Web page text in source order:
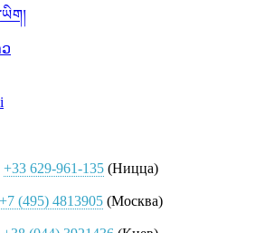
+33 629-961-135(Ницца)
+7 (495) 4813905(Москва)